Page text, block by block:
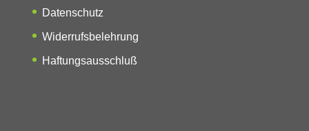
Datenschutz
Widerrufsbelehrung
Haftungsausschluß